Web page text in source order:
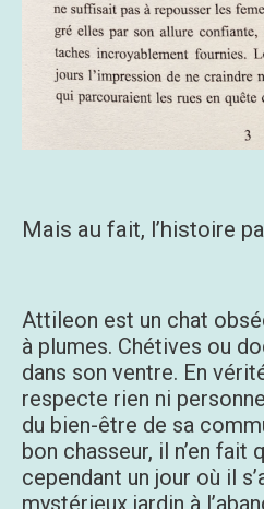
Mais au fait, l’histoire
Attileon est un chat
à plumes. Chétives ou
dans son ventre. En
respecte rien ni
du bien-être de sa
bon chasseur, il n’en fait
cependant un jour où il
mystérieux jardin à